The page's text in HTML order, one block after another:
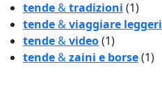
tende&tradizioni (1)
tende&viaggiare leggeri
tende&video(1)
tende&zaini e borse(1)